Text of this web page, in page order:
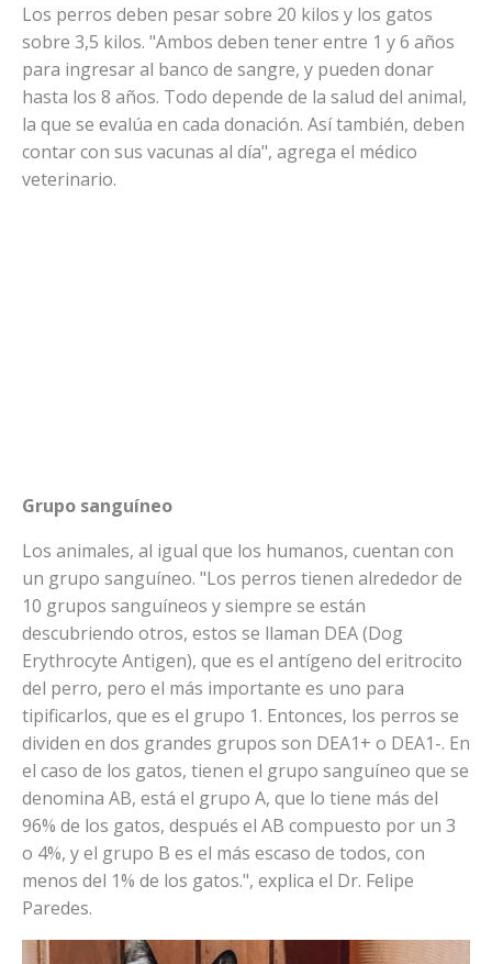
Los perros deben pesar sobre 20 kilos y los gatos
sobre 3,5 kilos. "Ambos deben tener entre 1 y 6 años
para ingresar al banco de sangre, y pueden donar
hasta los 8 años. Todo depende de la salud del animal,
la que se evalúa en cada donación. Así también, deben
contar con sus vacunas al día", agrega el médico
veterinario.
Grupo sanguíneo
Los animales, al igual que los humanos, cuentan con
un grupo sanguíneo. "Los perros tienen alrededor de
10 grupos sanguíneos y siempre se están
descubriendo otros, estos se llaman DEA (Dog
Erythrocyte Antigen), que es el antígeno del eritrocito
del perro, pero el más importante es uno para
tipificarlos, que es el grupo 1. Entonces, los perros se
dividen en dos grandes grupos son DEA1+ o DEA1-. En
el caso de los gatos, tienen el grupo sanguíneo que se
denomina AB, está el grupo A, que lo tiene más del
96% de los gatos, después el AB compuesto por un 3
o 4%, y el grupo B es el más escaso de todos, con
menos del 1% de los gatos.", explica el Dr. Felipe
Paredes.